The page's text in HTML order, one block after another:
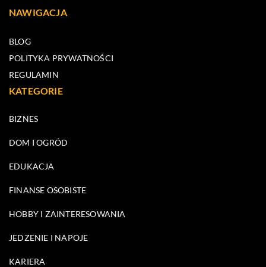
NAWIGACJA
BLOG
POLITYKA PRYWATNOŚCI
REGULAMIN
KATEGORIE
BIZNES
DOM I OGRÓD
EDUKACJA
FINANSE OSOBISTE
HOBBY I ZAINTERESOWANIA
JEDZENIE I NAPOJE
KARIERA